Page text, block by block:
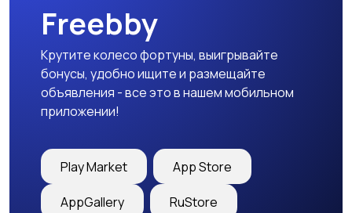
Freebby
Крутите колесо фортуны, выигрывайте
бонусы, удобно ищите и размещайте
объявления - все это в нашем мобильном
приложении!
Play Market App Store
AppGallery RuStore